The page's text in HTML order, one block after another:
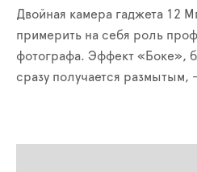
Двойная камера гаджета 12
примерить на себя роль
фотографа. Эффект «Боке»,
сразу получается размытым,